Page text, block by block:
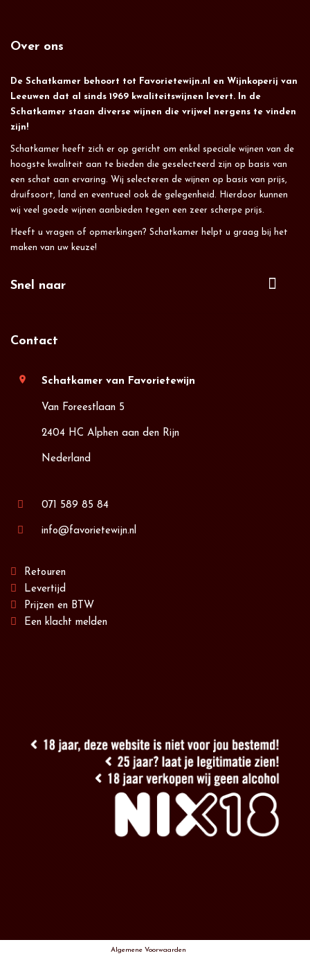
Over ons
De Schatkamer behoort tot Favorietewijn.nl en Wijnkoperij van
Leeuwen dat al sinds 1969 kwaliteitswijnen levert. In de
Schatkamer staan diverse wijnen die vrijwel nergens te vinden
zijn!
Schatkamer heeft zich er op gericht om enkel speciale wijnen van de
hoogste kwaliteit aan te bieden die geselecteerd zijn op basis van
een schat aan ervaring. Wij selecteren de wijnen op basis van prijs,
druifsoort, land en eventueel ook de gelegenheid. Hierdoor kunnen
wij veel goede wijnen aanbieden tegen een zeer scherpe prijs.
Heeft u vragen of opmerkingen? Schatkamer helpt u graag bij het
maken van uw keuze!
Snel naar
Contact
location_on Schatkamer van Favorietewijn
Van Foreestlaan 5
2404 HC Alphen aan den Rijn
Nederland
071 589 85 84
info@favorietewijn.nl
Retouren
Levertijd
Prijzen en BTW
Een klacht melden
Algemene Voorwaarden